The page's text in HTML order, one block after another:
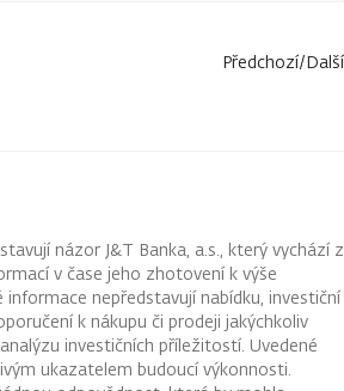
Předchozí/Další
názor J&T Banka, a.s., který vychází z
v čase jeho zhotovení k výše
informace nepředstavují nabídku, investiční
k nákupu či prodeji jakýchkoliv
investičních příležitostí. Uvedené
ukazatelem budoucí výkonnosti.